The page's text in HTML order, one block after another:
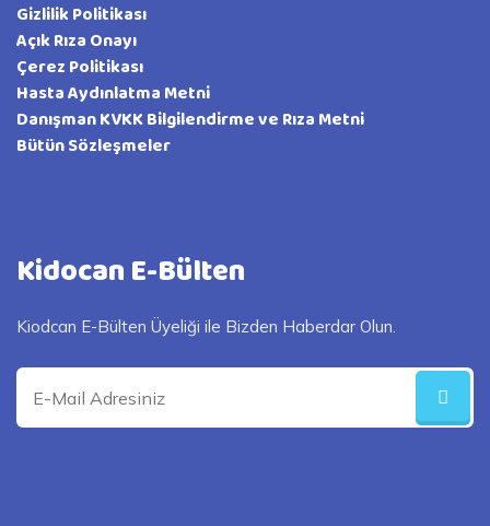
Gizlilik Politikası
Açık Rıza Onayı
Çerez Politikası
Hasta Aydınlatma Metni
Danışman KVKK Bilgilendirme ve Rıza Metni
Bütün Sözleşmeler
Kidocan E-Bülten
Kiodcan E-Bülten Üyeliği ile Bizden Haberdar Olun.